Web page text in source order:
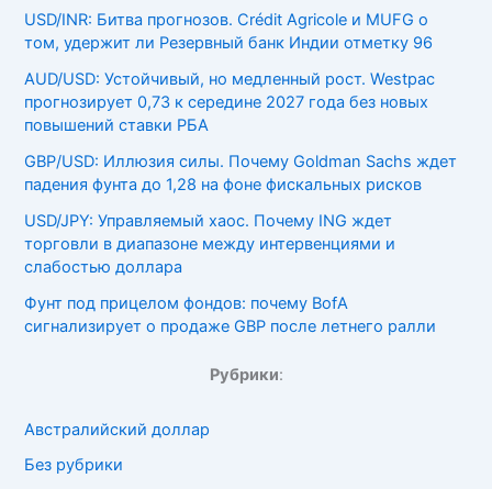
USD/INR: Битва прогнозов. Crédit Agricole и MUFG о
том, удержит ли Резервный банк Индии отметку 96
AUD/USD: Устойчивый, но медленный рост. Westpac
прогнозирует 0,73 к середине 2027 года без новых
повышений ставки РБА
GBP/USD: Иллюзия силы. Почему Goldman Sachs ждет
падения фунта до 1,28 на фоне фискальных рисков
USD/JPY: Управляемый хаос. Почему ING ждет
торговли в диапазоне между интервенциями и
слабостью доллара
Фунт под прицелом фондов: почему BofA
сигнализирует о продаже GBP после летнего ралли
Рубрики:
Австралийский доллар
Без рубрики